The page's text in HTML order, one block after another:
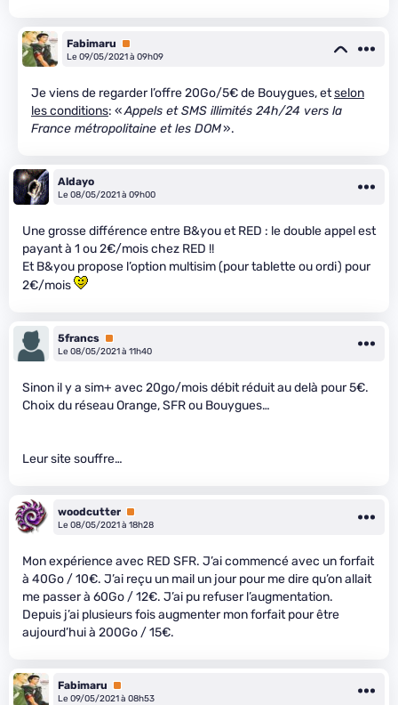
Fabimaru
Premium
Le 09/05/2021 à 09h09
Je viens de regarder l’offre 20Go/5€ de Bouygues, etselon
les conditions: «Appels et SMS illimités 24h/24 vers la
France métropolitaine et les DOM».
Aldayo
Le 08/05/2021 à 09h00
Une grosse différence entre B&you et RED : le double appel est
payant à 1 ou 2€/mois chez RED !!
Et B&you propose l’option multisim (pour tablette ou ordi) pour
2€/mois
5francs Premium
Le 08/05/2021 à 11h40
Sinon il y a sim+ avec 20go/mois débit réduit au delà pour 5€.
Choix du réseau Orange, SFR ou Bouygues…
Leur site souffre…
woodcutter Premium
Le 08/05/2021 à 18h28
Mon expérience avec RED SFR. J’ai commencé avec un forfait
à 40Go / 10€. J’ai reçu un mail un jour pour me dire qu’on allait
me passer à 60Go / 12€. J’ai pu refuser l’augmentation.
Depuis j’ai plusieurs fois augmenter mon forfait pour être
aujourd’hui à 200Go / 15€.
Fabimaru
Premium
Le 09/05/2021 à 08h53